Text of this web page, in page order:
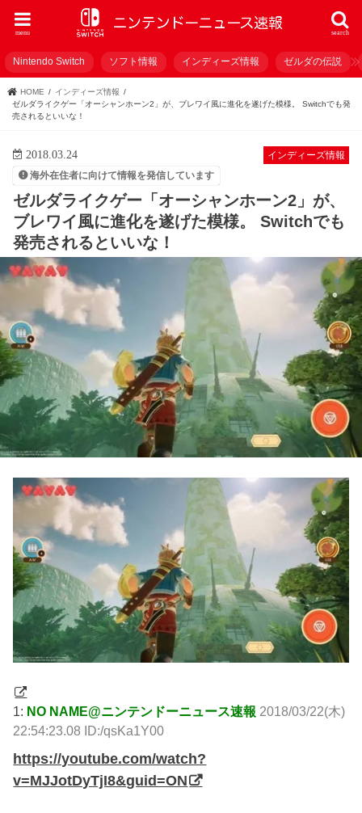
search
menu
Nintendo Switch ソフト情報 インディーズ情報 ゼルダの伝説
HOME
インディーズ情報
ゼルダライクゲー「オーシャンホーン2」が、ブレワイ風に進化を遂げた模様。 Switchでも発
売されるといいな！
インディーズ情報
2018.03.24
海外在住者に向けて情報を発信しています
ゼルダライクゲー「オーシャンホーン2」が、
ブレワイ風に進化を遂げた模様。 Switchでも
発売されるといいな！
1: NO NAME@ニンテンドーニュース速報 2018/03/22(木)
22:54:23.08 ID:/qsKa1Y00
https://youtube.com/watch?
v=MJJotDyTjI8&guid=ON